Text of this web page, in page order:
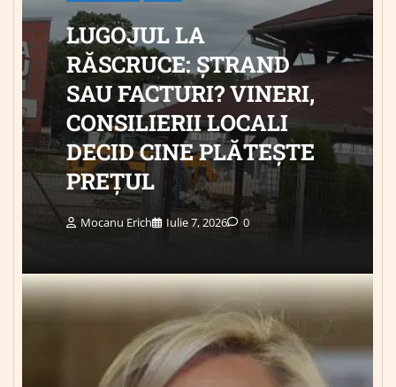
LUGOJUL LA
RĂSCRUCE: ȘTRAND
SAU FACTURI? VINERI,
CONSILIERII LOCALI
DECID CINE PLĂTEȘTE
PREȚUL
Mocanu Erich Iulie 7, 2026 0